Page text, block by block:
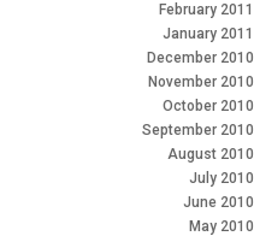
February 2011
January 2011
December 2010
November 2010
October 2010
September 2010
August 2010
July 2010
June 2010
May 2010